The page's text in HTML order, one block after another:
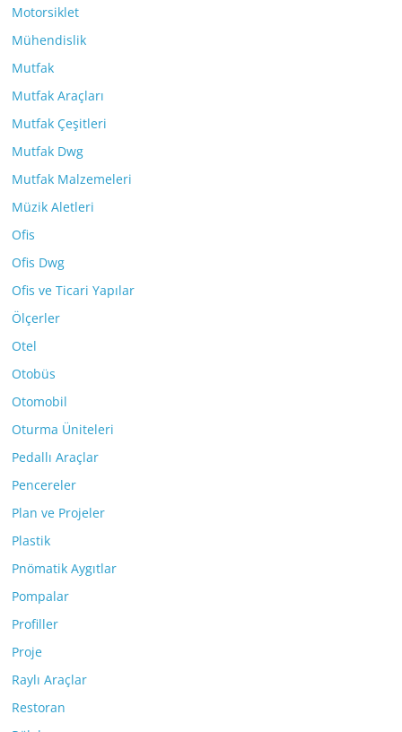
Motorsiklet
Mühendislik
Mutfak
Mutfak Araçları
Mutfak Çeşitleri
Mutfak Dwg
Mutfak Malzemeleri
Müzik Aletleri
Ofis
Ofis Dwg
Ofis ve Ticari Yapılar
Ölçerler
Otel
Otobüs
Otomobil
Oturma Üniteleri
Pedallı Araçlar
Pencereler
Plan ve Projeler
Plastik
Pnömatik Aygıtlar
Pompalar
Profiller
Proje
Raylı Araçlar
Restoran